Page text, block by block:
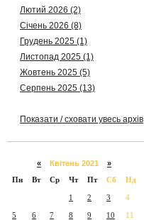
Лютий 2026 (2)
Січень 2026 (8)
Грудень 2025 (1)
Листопад 2025 (1)
Жовтень 2025 (5)
Серпень 2025 (13)
Показати / сховати увесь архів
« Квітень 2021 »
Пн
Вт Ср Чт Пт Сб Нд
1 2 3 4
5 6 7 8 9 10 11